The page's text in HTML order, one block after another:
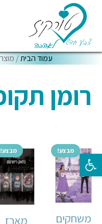
פתח סרגל נגישות
עמוד הבית/
רומן
מבצע!
משחקים
מבצע!
מארז